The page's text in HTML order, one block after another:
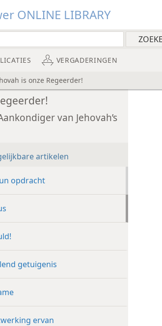
ONLINE LIBRARY
VERGADERINGEN
is onze Regeerder!
van Jehovah’s
artikelen
opdracht
getuigenis
ervan